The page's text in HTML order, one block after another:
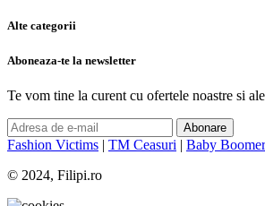
Alte categorii
Aboneaza-te la newsletter
Te vom tine la curent cu ofertele noastre si
Abonare
Fashion Victims | TM Ceasuri | Baby Boomer
© 2024, Filipi.ro